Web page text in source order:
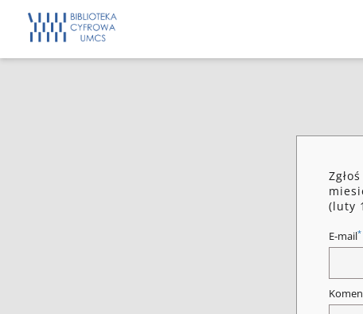
(luty
E-mail*